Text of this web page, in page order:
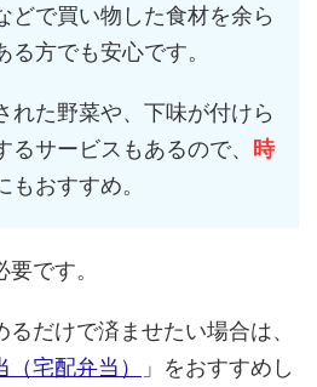
どで買い物した食材を余ら
方でも安心です。
れた野菜や、下味が付けら
サービスもあるので、
時
おすすめ。
です。
だけで済ませたい場合は、
宅配弁当）
」をおすすめし